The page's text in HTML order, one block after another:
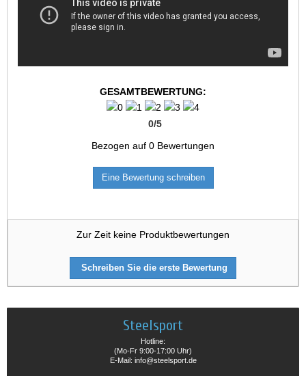
GESAMTBEWERTUNG:
0/5
Bezogen auf 0 Bewertungen
Eine Bewertung schreiben
Zur Zeit keine Produktbewertungen
Schreiben Sie die erste Bewertung
Steelsport
Hotline:
(Mo-Fr 9:00-17:00 Uhr)
E-Mail: info@steelsport.de